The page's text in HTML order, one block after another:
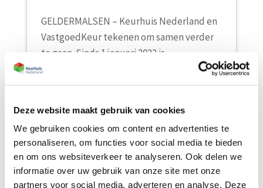
Deze website maakt gebruik van cookies
We gebruiken cookies om content en advertenties te
personaliseren, om functies voor social media te bieden
en om ons websiteverkeer te analyseren. Ook delen we
informatie over uw gebruik van onze site met onze
partners voor social media, adverteren en analyse. Deze
GELDERMALSEN – Keurhuis Nederland en
VastgoedKeur tekenen om samen verder
te gaan. Sinds 1 januari 2022 is
VastgoedKeur officieel onderdeel van
Keurhuis Nederland. Door deze
Lees meer